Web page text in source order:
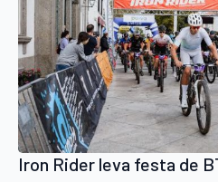
Iron Rider leva festa de